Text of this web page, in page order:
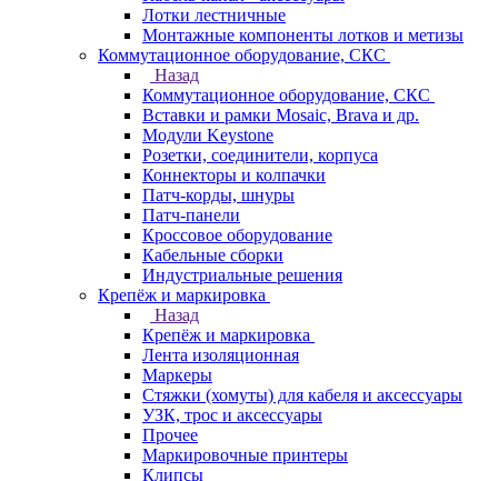
Лотки лестничные
Монтажные компоненты лотков и метизы
Коммутационное оборудование, СКС
Назад
Коммутационное оборудование, СКС
Вставки и рамки Mosaic, Brava и др.
Модули Keystone
Розетки, соединители, корпуса
Коннекторы и колпачки
Патч-корды, шнуры
Патч-панели
Кроссовое оборудование
Кабельные сборки
Индустриальные решения
Крепёж и маркировка
Назад
Крепёж и маркировка
Лента изоляционная
Маркеры
Стяжки (хомуты) для кабеля и аксессуары
УЗК, трос и аксессуары
Прочее
Маркировочные принтеры
Клипсы